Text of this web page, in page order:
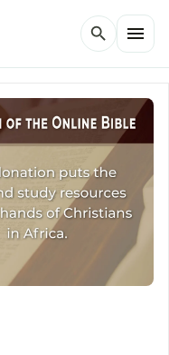
search menu